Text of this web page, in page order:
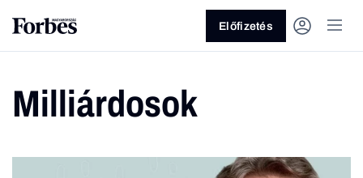
Előfizetés
Milliárdosok